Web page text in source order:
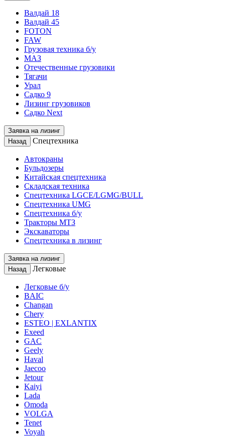
Валдай 18
Валдай 45
FOTON
FAW
Грузовая техника б/у
МАЗ
Отечественные грузовики
Тягачи
Урал
Садко 9
Лизинг грузовиков
Садко Next
Заявка на лизинг
Назад
Спецтехника
Автокраны
Бульдозеры
Китайская спецтехника
Складская техника
Спецтехника LGCE/LGMG/BULL
Спецтехника UMG
Спецтехника б/у
Тракторы МТЗ
Экскаваторы
Спецтехника в лизинг
Заявка на лизинг
Назад
Легковые
Легковые б/у
BAIC
Changan
Chery
ESTEO | EXLANTIX
Exeed
GAC
Geely
Haval
Jaecoo
Jetour
Kaiyi
Lada
Omoda
VOLGA
Tenet
Voyah